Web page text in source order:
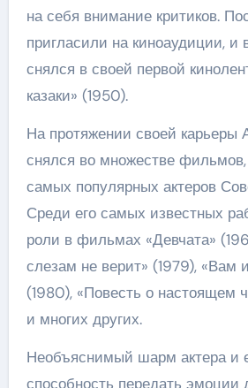
на себя внимание критиков.
пригласили на киноаудиции, и
снялся в своей первой
казаки» (1950).
На протяжении своей карьеры
снялся во множестве
самых популярных актеров
Среди его самых известных
роли в фильмах «Девчата»
слезам не верит» (1979), «Вам
(1980), «Повесть о настоящем
и многих других.
Необъяснимый шарм актера и
способность передать эмоции